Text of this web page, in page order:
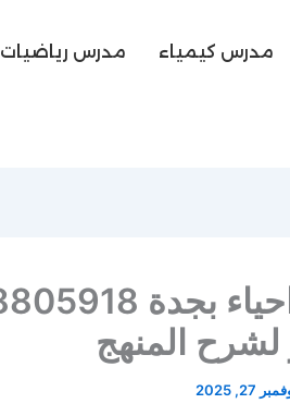
مدرس كيمياء مدرس رياضيات
لشرح المنهج
27, 2025